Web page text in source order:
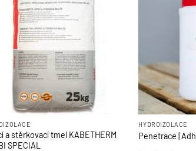
a stěrkovací tmel KABETHERM
SPECIAL
HYDROIZOLACE
Penetrace |